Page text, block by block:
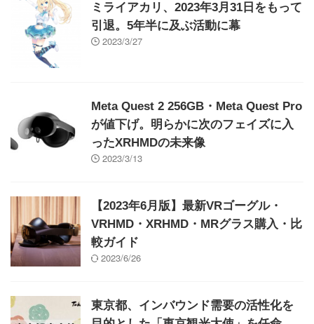
ミライアカリ、2023年3月31日をもって
引退。5年半に及ぶ活動に幕
2023/3/27
Meta Quest 2 256GB・Meta Quest Pro
が値下げ。明らかに次のフェイズに入
ったXRHMDの未来像
2023/3/13
【2023年6月版】最新VRゴーグル・
VRHMD・XRHMD・MRグラス購入・比
較ガイド
2023/6/26
東京都、インバウンド需要の活性化を